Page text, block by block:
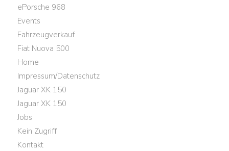
ePorsche 968
Events
Fahrzeugverkauf
Fiat Nuova 500
Home
Impressum/Datenschutz
Jaguar XK 150
Jaguar XK 150
Jobs
Kein Zugriff
Kontakt